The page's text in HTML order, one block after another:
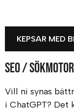
KEPSAR MED
SEO /
Vill ni synas
i ChatGPT? Det